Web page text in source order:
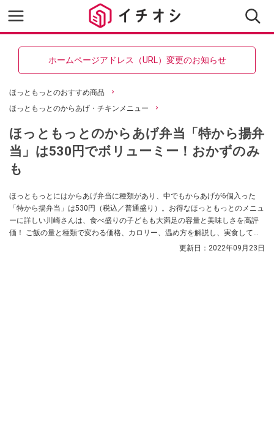
ホームページアドレス（URL）変更のお知らせ
ほっともっとのおすすめ商品
ほっともっとのからあげ・チキンメニュー
ほっともっとのからあげ弁当「特から揚弁
当」は530円でボリューミー！おかずのみ
も
ほっともっとにはからあげ弁当に種類があり、中でもからあげが6個入った
「特から揚弁当」は530円（税込／普通盛り）。お得なほっともっとのメニュ
ーに詳しい川崎さんは、食べ盛りの子どもも大満足の容量と美味しさを高評
価！ ご飯の量と種類で変わる価格、カロリー、温め方を解説し、実食してレ
ポ。かんたんにできるおすすめのアレンジレシピも紹介します。
更新日： 2022年09月23日